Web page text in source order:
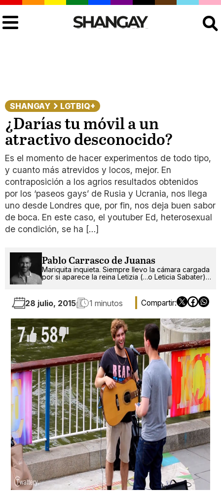
SHANGAY LGTBIQ+
¿Darías tu móvil a un
atractivo desconocido?
Es el momento de hacer experimentos de todo tipo,
y cuanto más atrevidos y locos, mejor. En
contraposición a los agrios resultados obtenidos
por los ‘paseos gays’ de Rusia y Ucrania, nos llega
uno desde Londres que, por fin, nos deja buen sabor
de boca. En este caso, el youtuber Ed, heterosexual
de condición, se ha […]
Pablo Carrasco de Juanas
Mariquita inquieta. Siempre llevo la cámara cargada
por si aparece la reina Letizia (…o Leticia Sabater).
28 julio, 2015 1 minutos